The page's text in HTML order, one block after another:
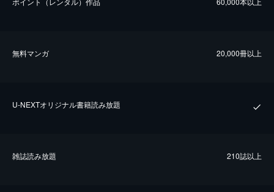
無料マンガ 20,000冊以上
U-NEXTオリジナル書籍読み放題
雑誌読み放題 210誌以上